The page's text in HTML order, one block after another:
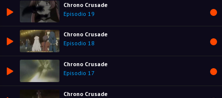
Chrono Crusade
Episodio 19
Chrono Crusade
Episodio 18
Chrono Crusade
Episodio 17
Chrono Crusade